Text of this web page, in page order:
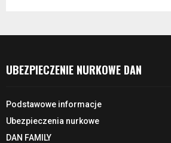
UBEZPIECZENIE NURKOWE DAN
Podstawowe informacje
Ubezpieczenia nurkowe
DAN FAMILY